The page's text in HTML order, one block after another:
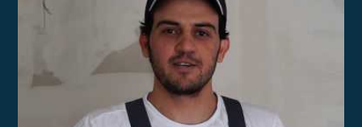
Das Video wird von YouTube eingebettet.
Datenschutzerklärungen